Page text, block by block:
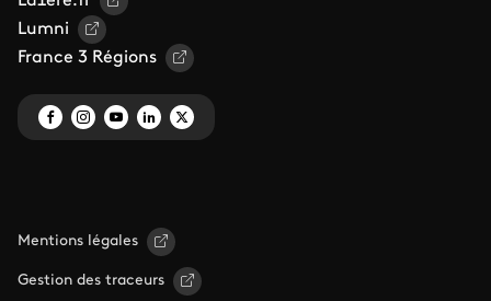
Lumni
France 3 Régions
Mentions légales
Gestion des traceurs